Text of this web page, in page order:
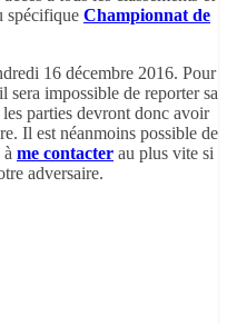
spécifique Championnat de
16 décembre 2016. Pour
sera impossible de reporter sa
parties devront donc avoir
Il est néanmoins possible de
me contacter au plus vite si
adversaire.